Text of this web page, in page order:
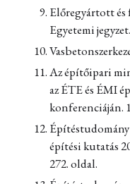
Előregyártott és
Egyetemi
Az építőipari
az ÉTE és ÉMI
konferenciáján.
építési kutatás
272. oldal.